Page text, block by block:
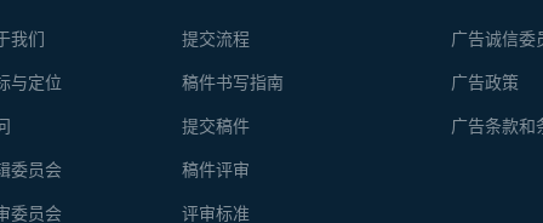
广告诚信委
广告政策
广告条款和
提交流程
稿件书写指南
提交稿件
稿件评审
评审标准
我们
与定位
委员会
委员会